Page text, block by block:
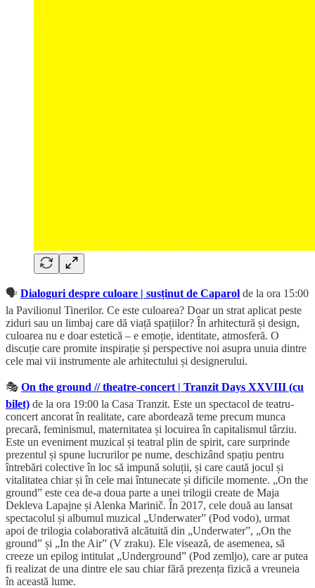
🗣️ Dialoguri despre culoare | susținut de Caparol de la ora 15:00
la Pavilionul Tinerilor. Ce este culoarea? Doar un strat aplicat peste
ziduri sau un limbaj care dă viață spațiilor? În arhitectură și design,
culoarea nu e doar estetică – e emoție, identitate, atmosferă. O
discuție care promite inspirație și perspective noi asupra unuia dintre
cele mai vii instrumente ale arhitectului și designerului.
🎭 On the ground // theatre-concert | Tranzit Days XXVIII (cu
bilet) de la ora 19:00 la Casa Tranzit. Este un spectacol de teatru-
concert ancorat în realitate, care abordează teme precum munca
precară, feminismul, maternitatea și locuirea în capitalismul târziu.
Este un eveniment muzical și teatral plin de spirit, care surprinde
prezentul și spune lucrurilor pe nume, deschizând spațiu pentru
întrebări colective în loc să impună soluții, și care caută jocul și
vitalitatea chiar și în cele mai întunecate și dificile momente. „On the
ground” este cea de-a doua parte a unei trilogii create de Maja
Dekleva Lapajne și Alenka Marinič. În 2017, cele două au lansat
spectacolul și albumul muzical „Underwater” (Pod vodo), urmat
apoi de trilogia colaborativă alcătuită din „Underwater”, „On the
ground” și „In the Air” (V zraku). Ele visează, de asemenea, să
creeze un epilog intitulat „Underground” (Pod zemljo), care ar putea
fi realizat de una dintre ele sau chiar fără prezența fizică a vreuneia
în această lume.